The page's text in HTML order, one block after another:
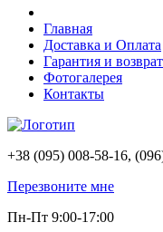
Главная
Доставка и Оплата
Гарантия и
Фотогалерея
Контакты
+38 (095) 008-58-16,
Перезвоните мне
Пн-Пт 9:00-17:00